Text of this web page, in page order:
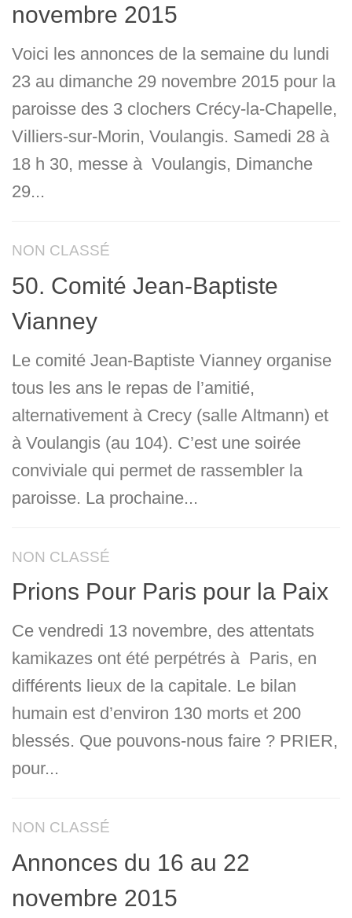
novembre 2015
Voici les annonces de la semaine du lundi
23 au dimanche 29 novembre 2015 pour la
paroisse des 3 clochers Crécy-la-Chapelle,
Villiers-sur-Morin, Voulangis. Samedi 28 à
18 h 30, messe à Voulangis, Dimanche
29...
NON CLASSÉ
50. Comité Jean-Baptiste
Vianney
Le comité Jean-Baptiste Vianney organise
tous les ans le repas de l’amitié,
alternativement à Crecy (salle Altmann) et
à Voulangis (au 104). C’est une soirée
conviviale qui permet de rassembler la
paroisse. La prochaine...
NON CLASSÉ
Prions Pour Paris pour la Paix
Ce vendredi 13 novembre, des attentats
kamikazes ont été perpétrés à Paris, en
différents lieux de la capitale. Le bilan
humain est d’environ 130 morts et 200
blessés. Que pouvons-nous faire ? PRIER,
pour...
NON CLASSÉ
Annonces du 16 au 22
novembre 2015